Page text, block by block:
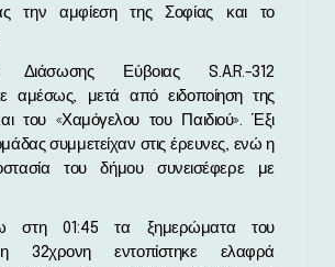
την αμφίεση της Σοφίας και το
Εύβοιας S.A.R.-312
αμέσως, μετά από ειδοποίηση της
του «Χαμόγελου του Παιδιού». Έξι
συμμετείχαν στις έρευνες, ενώ η
του δήμου συνεισέφερε με
στη 01:45 τα ξημερώματα του
32χρονη εντοπίστηκε ελαφρά